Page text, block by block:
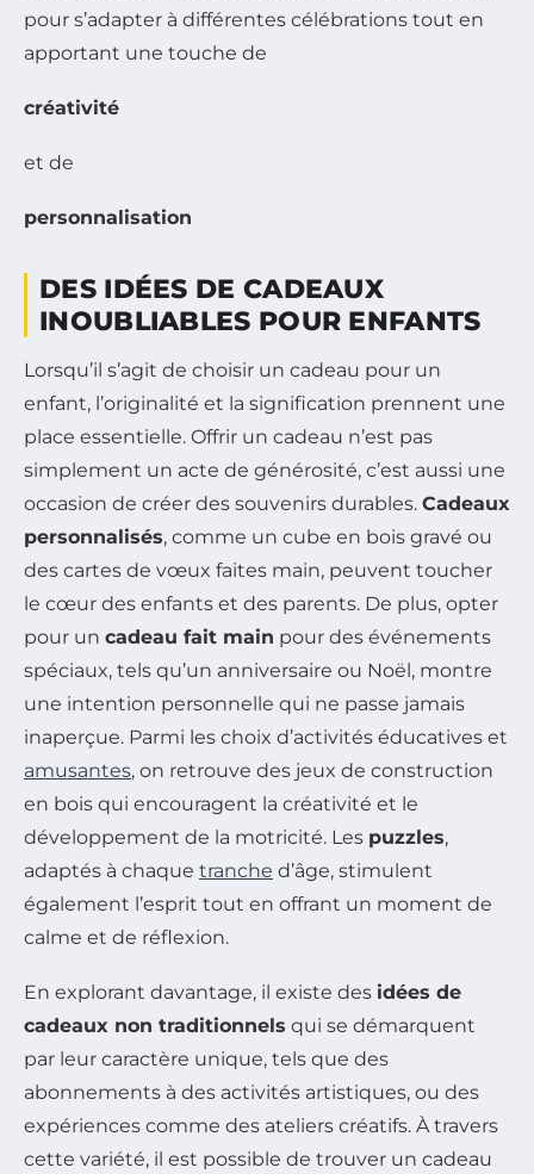
pour s’adapter à différentes célébrations tout en
apportant une touche de
créativité
et de
personnalisation
DES IDÉES DE CADEAUX
INOUBLIABLES POUR ENFANTS
Lorsqu’il s’agit de choisir un cadeau pour un
enfant, l’originalité et la signification prennent une
place essentielle. Offrir un cadeau n’est pas
simplement un acte de générosité, c’est aussi une
occasion de créer des souvenirs durables. Cadeaux
personnalisés, comme un cube en bois gravé ou
des cartes de vœux faites main, peuvent toucher
le cœur des enfants et des parents. De plus, opter
pour un cadeau fait main pour des événements
spéciaux, tels qu’un anniversaire ou Noël, montre
une intention personnelle qui ne passe jamais
inaperçue. Parmi les choix d’activités éducatives et
amusantes, on retrouve des jeux de construction
en bois qui encouragent la créativité et le
développement de la motricité. Les puzzles,
adaptés à chaque tranche d’âge, stimulent
également l’esprit tout en offrant un moment de
calme et de réflexion.
En explorant davantage, il existe des idées de
cadeaux non traditionnels qui se démarquent
par leur caractère unique, tels que des
abonnements à des activités artistiques, ou des
expériences comme des ateliers créatifs. À travers
cette variété, il est possible de trouver un cadeau